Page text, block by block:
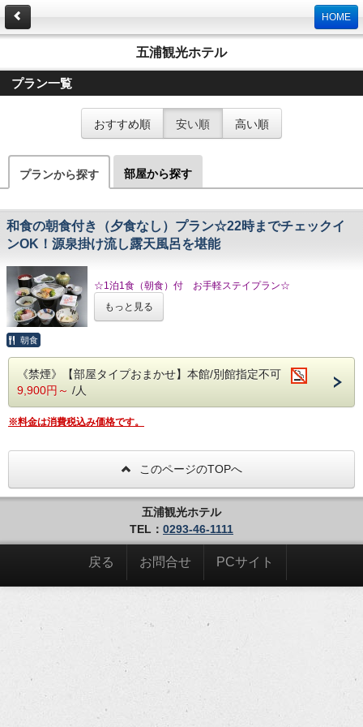
HOME
五浦観光ホテル
プラン一覧
おすすめ順 安い順 高い順
プランから探す 部屋から探す
和食の朝食付き（夕食なし）プラン☆22時までチェックイ
ンOK！源泉掛け流し露天風呂を堪能
☆1泊1食（朝食）付 お手軽ステイプラン☆
●--ご朝食--●
和食をご用意させて頂きます。
●--源泉かけ流し、露天風呂--●
源泉71度、源泉かけ流しです！
広々とした露天風呂から眺める景色は、果てしなく続く雄
海との一体感や露天ならではの開放感をお楽しみいただけ
ます。
●--お宿周辺情報--●
≪茨城県天心記念五浦美術館≫（お車で約3分程度）
9：30～17：00、月曜日休館（月曜日が祝日の場合はそ
の翌日）
料金は企画展／展覧会ごとに設定、所蔵品展は190円。
●--Q＆A、注意事項--●
・同グループ同プランでお申し込み下さい。
・お子様のご利用可能です。
・コンビニエンスストアまではお車で約5分です。
もっと見る
朝食
《禁煙》【部屋タイプおまかせ】本館/別館指定不可
9,900円～ /人
※料金は消費税込み価格です。
このページのTOPへ
五浦観光ホテル
TEL： 0293-46-1111
戻る お問合せ PCサイト